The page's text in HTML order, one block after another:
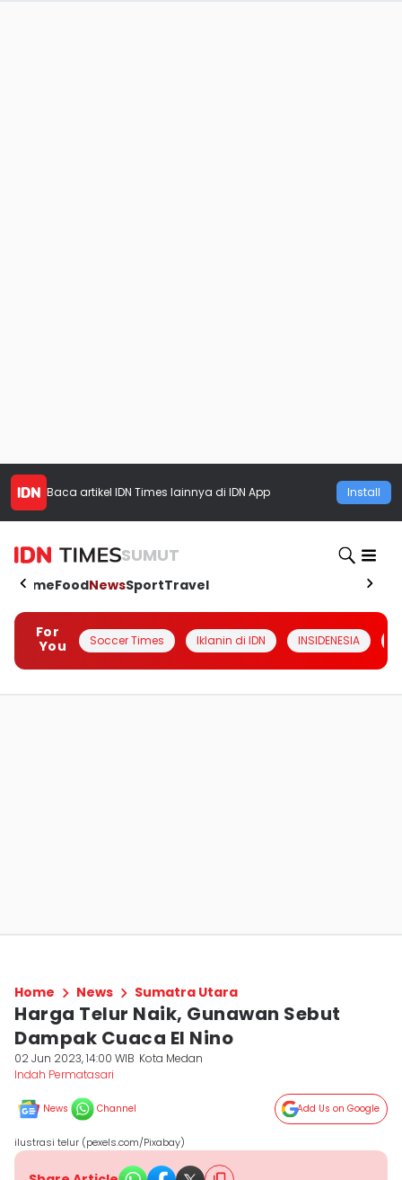
Baca artikel IDN Times lainnya di IDN App Install
SUMUT
HomeFoodNewsSportTravel
For
You
Soccer Times Iklanin di IDN INSIDENESIA
Home News Sumatra Utara
Harga Telur Naik, Gunawan Sebut
Dampak Cuaca El Nino
02 Jun 2023, 14:00 WIB Kota Medan
Indah Permatasari
News Channel Add Us on Google
ilustrasi telur (pexels.com/Pixabay)